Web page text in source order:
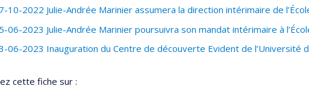
de subvention : PVXXXXXX-Recherches sur la dégénérescence
10-2022 Julie-Andrée Marinier assumera la direction intérimaire de
06-2023 Julie-Andrée Marinier poursuivra son mandat intérimaire à
06-2023 Inauguration du Centre de découverte Evident de l’Université
cette fiche sur :